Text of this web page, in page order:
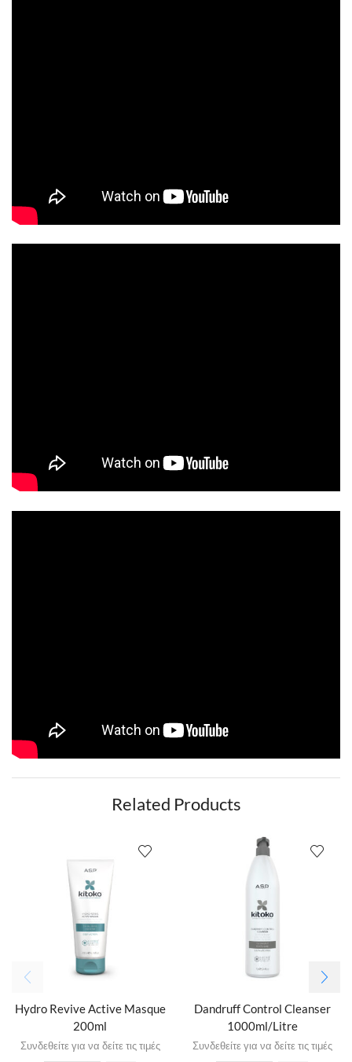
Related Products
Hydro Revive Active Masque
200ml
Συνδεθείτε για να δείτε τις τιμές
Dandruff Control Cleanser
1000ml/Litre
Συνδεθείτε για να δείτε τις τιμές